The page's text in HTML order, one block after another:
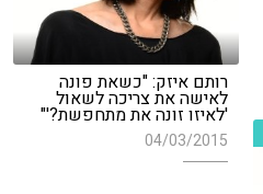
רותם איזק: "כשאת פונה
לאישה את צריכה לשאול
'לאיזו זונה את מתחפשת?'"
04/03/2015